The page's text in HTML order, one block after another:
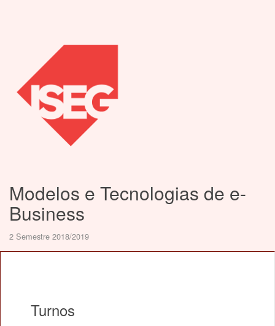
Modelos e Tecnologias de e-
Business
2 Semestre 2018/2019
Turnos